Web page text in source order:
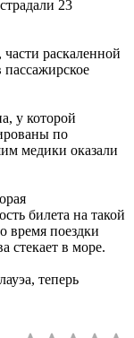
23
раскаленной
у которой
по
медики оказали
билета на такой
время поездки
стекает в море.
теперь